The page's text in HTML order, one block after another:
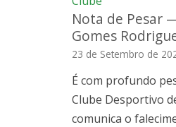
Nota de Pesar
Gomes
23 de Setembro de
É com profundo
Clube Desportivo
comunica o